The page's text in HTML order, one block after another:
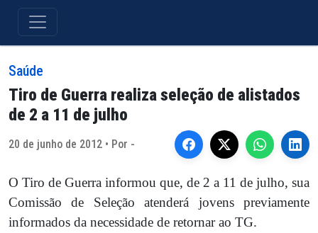
Saúde
Tiro de Guerra realiza seleção de alistados
de 2 a 11 de julho
20 de junho de 2012 • Por -
O Tiro de Guerra informou que, de 2 a 11 de julho, sua
Comissão de Seleção atenderá jovens previamente
informados da necessidade de retornar ao TG.